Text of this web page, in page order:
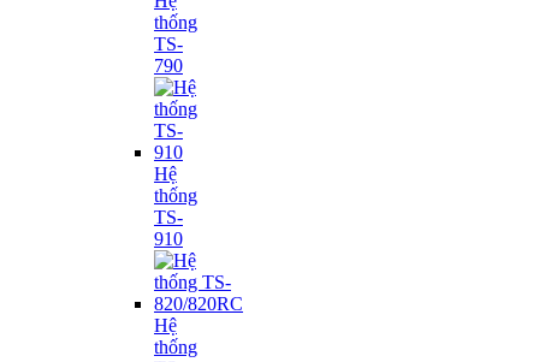
thống
TS-
790
Hệ
thống
TS-
910
Hệ
thống